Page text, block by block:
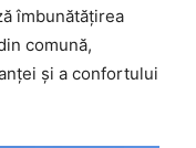
îmbunătățirea
comună,
și a confortului